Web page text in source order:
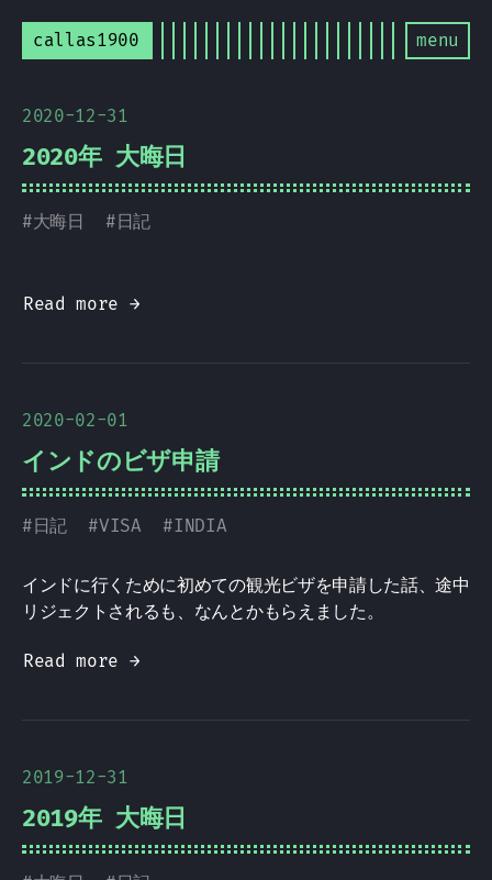
callas1900 menu
2020-12-31
2020年 大晦日
#大晦日 #日記
Read more →
2020-02-01
インドのビザ申請
#日記 #VISA #INDIA
インドに行くために初めての観光ビザを申請した話、途中
リジェクトされるも、なんとかもらえました。
Read more →
2019-12-31
2019年 大晦日